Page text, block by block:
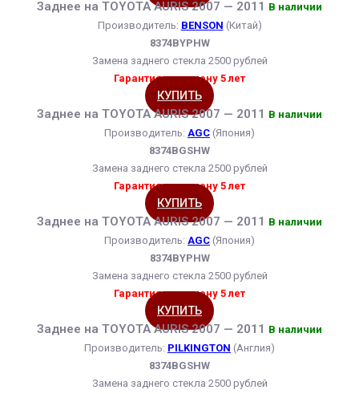
Заднее на TOYOTA AURIS 2007 — 2011 В наличии
Производитель: BENSON (Китай)
8374BYPHW
Замена заднего стекла 2500 рублей
Гарантия на замену 5 лет
КУПИТЬ
Заднее на TOYOTA AURIS 2007 — 2011 В наличии
Производитель: AGC (Япония)
8374BGSHW
Замена заднего стекла 2500 рублей
Гарантия на замену 5 лет
КУПИТЬ
Заднее на TOYOTA AURIS 2007 — 2011 В наличии
Производитель: AGC (Япония)
8374BYPHW
Замена заднего стекла 2500 рублей
Гарантия на замену 5 лет
КУПИТЬ
Заднее на TOYOTA AURIS 2007 — 2011 В наличии
Производитель: PILKINGTON (Англия)
8374BGSHW
Замена заднего стекла 2500 рублей